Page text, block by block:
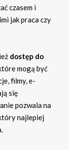
czasem i
jak praca czy
dostęp do
mogą być
filmy, e-
się
pozwala na
najlepiej